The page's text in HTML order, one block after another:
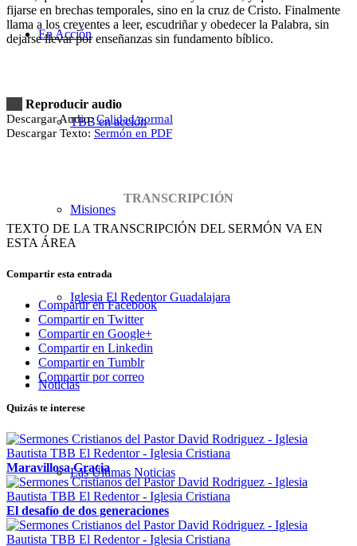
En Acción
TBB en acción
Misiones
Iglesia El Redentor Guadalajara
Noticias
Las Últimas Noticias
fijarse en brechas temporales, sino en la cruz de Cristo. Finalmente
llama a los creyentes a leer, escudriñar y obedecer la Palabra, sin
dejarse llevar por enseñanzas sin fundamento bíblico.
Reproducir audio
Descargar Audio:Calidad normal
Descargar Texto: Sermón en PDF
TRANSCRIPCIÓN
TEXTO DE LA TRANSCRIPCIÓN DEL SERMÓN VA EN
ESTA ÁREA
Compartir esta entrada
Compartir en Facebook
Compartir en Twitter
Compartir en Google+
Compartir en Linkedin
Compartir en Tumblr
Compartir por correo
Quizás te interese
Maravillosa Gracia
El desafío de dos generaciones